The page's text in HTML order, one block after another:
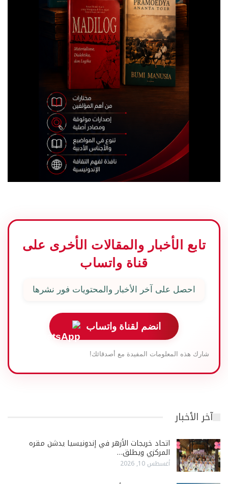
تابع الأخبار والمقالات الأخرى على
قناة واتساب
احصل على آخر الأخبار والمحتويات فور نشرها
انضم لقناة واتساب
شارك هذه المعلومات المفيدة مع أصدقائك!
آخر الأخبار
اتحاد خريجات الأزهر في إندونيسيا يدشن مقره
المركزي ويطلق…
أغسطس 10, 2026